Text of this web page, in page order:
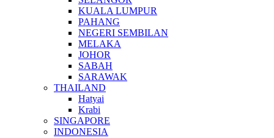
KUALA LUMPUR
PAHANG
NEGERI SEMBILAN
MELAKA
JOHOR
SABAH
SARAWAK
THAILAND
Hatyai
Krabi
SINGAPORE
INDONESIA